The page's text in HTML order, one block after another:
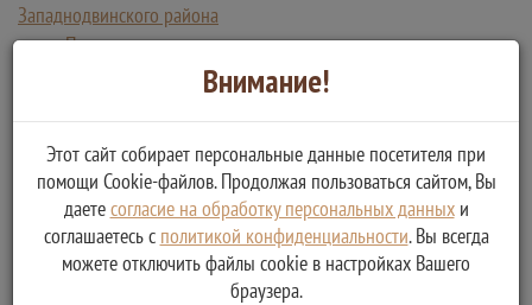
Западнодвинского района
Приватизация жилого помещения муниципального жилого
Внимание!
Этот сайт собирает персональные данные посетителя при
помощи Cookie-файлов. Продолжая пользоваться сайтом, Вы
даетесогласие на обработку персональных данныхи
соглашаетесь с политикой конфиденциальности. Вы всегда
можете отключить файлы cookie в настройках Вашего
браузера.